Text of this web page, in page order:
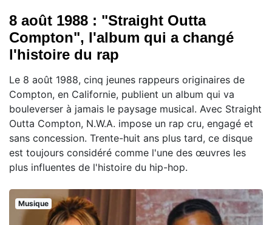
8 août 1988 : "Straight Outta
Compton", l'album qui a changé
l'histoire du rap
Le 8 août 1988, cinq jeunes rappeurs originaires de
Compton, en Californie, publient un album qui va
bouleverser à jamais le paysage musical. Avec Straight
Outta Compton, N.W.A. impose un rap cru, engagé et
sans concession. Trente-huit ans plus tard, ce disque
est toujours considéré comme l'une des œuvres les
plus influentes de l'histoire du hip-hop.
Musique